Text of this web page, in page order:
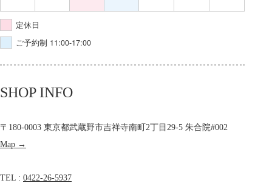
定休日
ご予約制 11:00-17:00
SHOP INFO
〒180-0003 東京都武蔵野市吉祥寺南町2丁目29-5 朱合院#002
Map →
TEL : 0422-26-5937